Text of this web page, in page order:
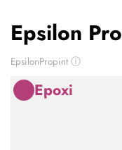
Epsilon Pro
EpsilonPropint ⓘ
Epoxi